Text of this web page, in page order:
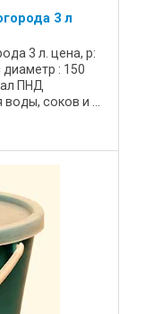
3 л
3 л. цена, р:
: 150
ПНД
соков и ...